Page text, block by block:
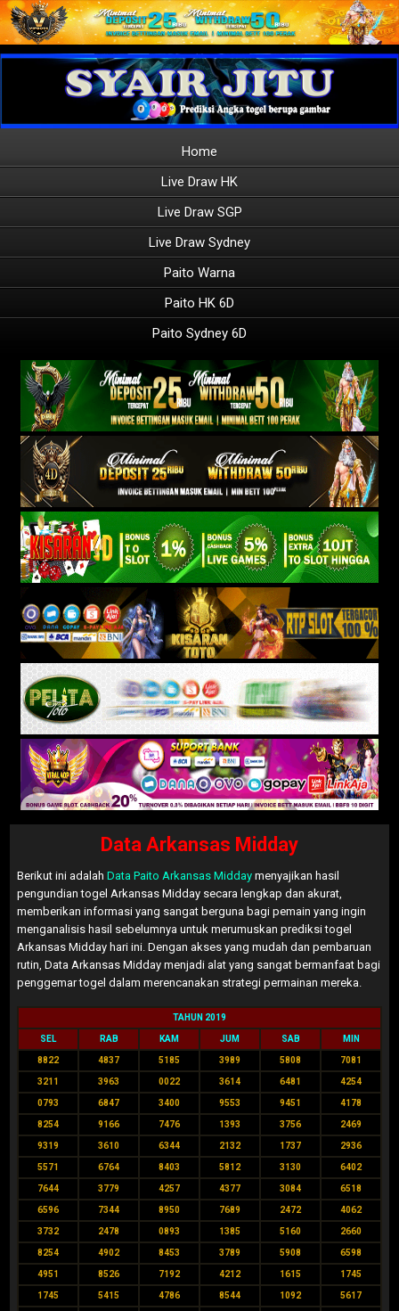
Home
Live Draw HK
Live Draw SGP
Live Draw Sydney
Paito Warna
Paito HK 6D
Paito Sydney 6D
Data Arkansas Midday
Berikut ini adalah Data Paito Arkansas Midday menyajikan hasil
pengundian togel Arkansas Midday secara lengkap dan akurat,
memberikan informasi yang sangat berguna bagi pemain yang ingin
menganalisis hasil sebelumnya untuk merumuskan prediksi togel
Arkansas Midday hari ini. Dengan akses yang mudah dan pembaruan
rutin, Data Arkansas Midday menjadi alat yang sangat bermanfaat bagi
penggemar togel dalam merencanakan strategi permainan mereka.
TAHUN 2019
SEL RAB KAM JUM SAB MIN
8822 4837 5185 3989 5808 7081
3211 3963 0022 3614 6481 4254
0793 6847 3400 9553 9451 4178
8254 9166 7476 1393 3756 2469
9319 3610 6344 2132 1737 2936
5571 6764 8403 5812 3130 6402
7644 3779 4257 4377 3084 6518
6596 7344 8950 7689 2472 4062
3732 2478 0893 1385 5160 2660
8254 4902 8453 3789 5908 6598
4951 8526 7192 4212 1615 1745
1745 5415 4786 8544 1092 5617